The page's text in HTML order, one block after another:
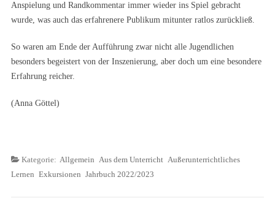
Anspielung und Randkommentar immer wieder ins Spiel gebracht
wurde, was auch das erfahrenere Publikum mitunter ratlos zurückließ.
So waren am Ende der Aufführung zwar nicht alle Jugendlichen
besonders begeistert von der Inszenierung, aber doch um eine besondere
Erfahrung reicher.
(Anna Göttel)
Kategorie: Allgemein Aus dem Unterricht Außerunterrichtliches
Lernen Exkursionen Jahrbuch 2022/2023